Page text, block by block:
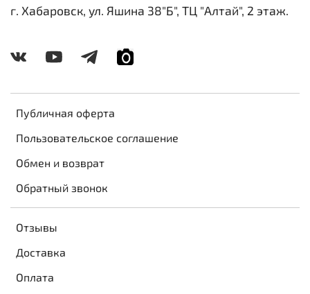
Публичная оферта
Пользовательское соглашение
Обмен и возврат
Обратный звонок
Отзывы
Доставка
Оплата
г. Хабаровск, ул. Яшина 38"Б", ТЦ "Алтай", 2 этаж.